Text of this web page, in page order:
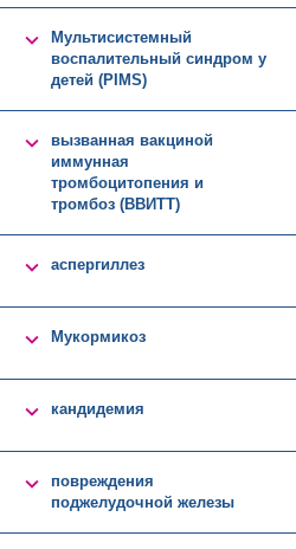

Мультисистемный
воспалительный синдром у
детей (PIMS)

вызванная вакциной
иммунная
тромбоцитопения и
тромбоз (ВВИТТ)
 аспергиллез
 Мукормикоз
 кандидемия

повреждения
поджелудочной железы